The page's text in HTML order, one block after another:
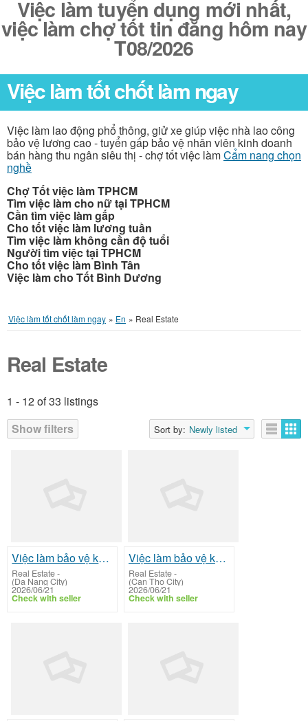
Việc làm tuyển dụng mới nhất,
việc làm chợ tốt tin đăng hôm nay
T08/2026
Việc làm tốt chốt làm ngay
Việc làm lao động phổ thông, giử xe giúp việc nhà lao công
bảo vệ lương cao - tuyển gấp bảo vệ nhân viên kinh doanh
bán hàng thu ngân siêu thị - chợ tốt việc làmCẩm nang chọn
nghề
Chợ Tốt việc làm TPHCM
Tìm việc làm cho nữ tại TPHCM
Cần tìm việc làm gấp
Cho tốt việc làm lương tuần
Tìm việc làm không cần độ tuổi
Người tìm việc tại TPHCM
Cho tốt việc làm Bình Tân
Việc làm cho Tốt Bình Dương
Việc làm tốt chốt làm ngay » En » Real Estate
Real Estate
1 - 12 of 33 listings
Show filters
Sort by: Newly listed
Listings
Việc làm bảo vệ khu dân cư bao ăn ở tại chổ
Real Estate-
(Da Nang City)
2026/06/21
Check with seller
Việc làm bảo vệ khu dân cư bao ăn ở tại chổ
Real Estate-
(Can Tho City)
2026/06/21
Check with seller